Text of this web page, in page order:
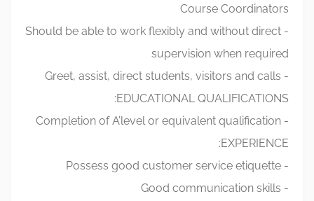
Course Coordinators
- Should be able to work flexibly and without direct
supervision when required
- Greet, assist, direct students, visitors and calls
EDUCATIONAL QUALIFICATIONS:
- Completion of A’level or equivalent qualification
EXPERIENCE:
- Possess good customer service etiquette
- Good communication skills